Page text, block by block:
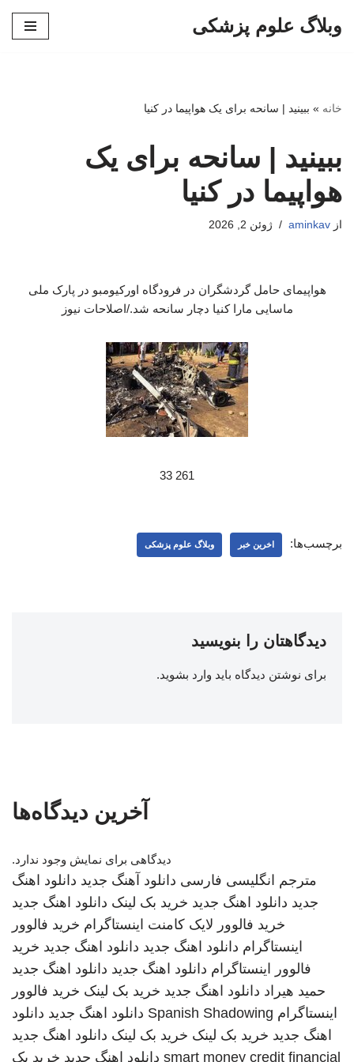
وبلاگ علوم پزشکی
خانه » ببینید | سانحه برای یک هواپیما در کنیا
ببینید | سانحه برای یک
هواپیما در کنیا
از aminkav ژوئن 2, 2026
هواپیمای حامل گردشگران در فرودگاه اورکیومبو در پارک ملی
ماسایی مارا کنیا دچار سانحه شد./اصلاحات نیوز
261 33
برچسب‌ها: اخرین خبر وبلاگ علوم پزشکی
دیدگاهتان را بنویسید
برای نوشتن دیدگاه باید وارد بشوید.
آخرین دیدگاه‌ها
دیدگاهی برای نمایش وجود ندارد.
مترجم انگلیسی فارسی دانلود آهنگ جدید دانلود اهنگ
جدید دانلود اهنگ جدید خرید بک لینک دانلود اهنگ جدید
خرید فالوور لایک کامنت اینستاگرام خرید فالوور
اینستاگرام دانلود اهنگ جدید دانلود اهنگ جدید خرید
فالوور اینستاگرام دانلود اهنگ جدید دانلود اهنگ جدید
حمید هیراد دانلود اهنگ جدید خرید بک لینک خرید فالوور
اینستاگرام Spanish Shadowing دانلود اهنگ جدید دانلود
اهنگ جدید خرید بک لینک خرید بک لینک دانلود اهنگ جدید
smart money credit financial دانلود اهنگ جدید خرید بک